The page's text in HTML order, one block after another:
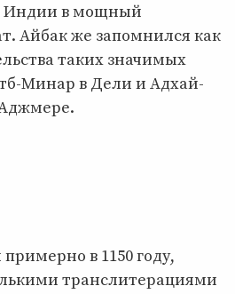
Индии в мощный
Айбак же запомнился как
таких значимых
Минар в Дели и Адхай-
в 1150 году,
транслитерациями